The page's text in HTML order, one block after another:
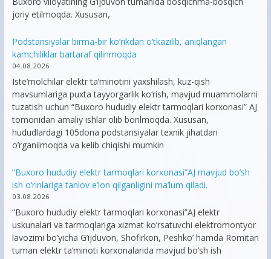
joriy etilmoqda. Xususan,
Podstansiyalar birma-bir ko’rikdan o’tkazilib, aniqlangan
kamchiliklar bartaraf qilinmoqda
04.08.2026
Iste’molchilar elektr ta’minotini yaxshilash, kuz-qish
mavsumlariga puxta tayyorgarlik ko‘rish, mavjud muammolarni
tuzatish uchun “Buxoro hududiy elektr tarmoqlari korxonasi” AJ
tomonidan amaliy ishlar olib borilmoqda. Xususan,
hududlardagi 105dona podstansiyalar texnik jihatdan
o’rganilmoqda va kelib chiqishi mumkin
“Buxoro hududiy elektr tarmoqlari korxonasi”AJ mavjud bo’sh
ish o’rinlariga tanlov e’lon qilganligini ma’lum qiladi.
03.08.2026
“Buxoro hududiy elektr tarmoqlari korxonasi”AJ elektr
uskunalari va tarmoqlariga xizmat ko’rsatuvchi elektromontyor
lavozimi bo’yicha G’ijduvon, Shofirkon, Peshko’ hamda Romitan
tuman elektr ta’minoti korxonalarida mavjud bo’sh ish